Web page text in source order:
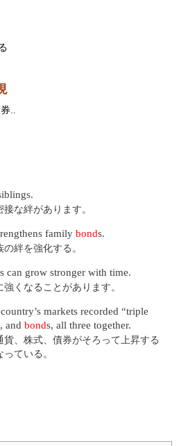
..
な絆があります。
family bonds.
絆を強化する。
can grow stronger with time.
くなることがあります。
markets recorded “triple
and bonds, all three together.
、株式、債券がそろって上昇する
ている。